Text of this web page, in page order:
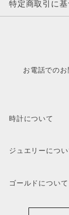
特定商取引に
お電話での
時計について
ジュエリーについ
ゴールドについて